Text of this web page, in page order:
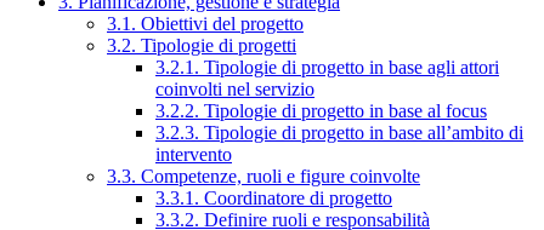
3.1. Obiettivi del progetto
3.2. Tipologie di progetti
3.2.1. Tipologie di progetto in base agli attori
coinvolti nel servizio
3.2.2. Tipologie di progetto in base al focus
3.2.3. Tipologie di progetto in base all’ambito di
intervento
3.3. Competenze, ruoli e figure coinvolte
3.3.1. Coordinatore di progetto
3.3.2. Definire ruoli e responsabilità